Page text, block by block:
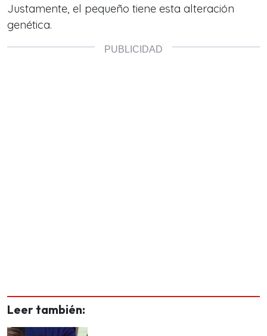
Justamente, el pequeño tiene esta alteración
genética.
Leer también: